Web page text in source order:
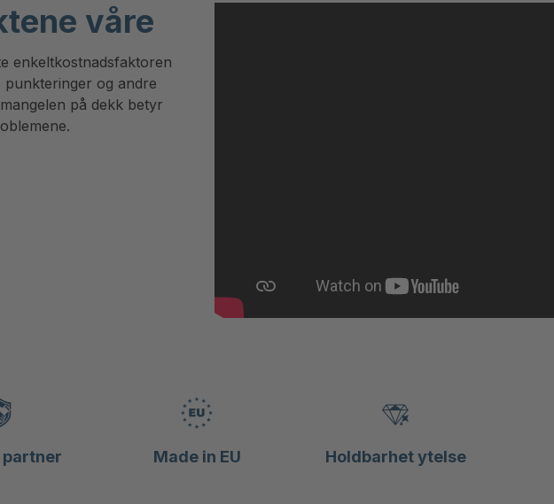
våre
enkeltkostnadsfaktoren
og andre
på dekk betyr
Made in EU Holdbarhet ytelse